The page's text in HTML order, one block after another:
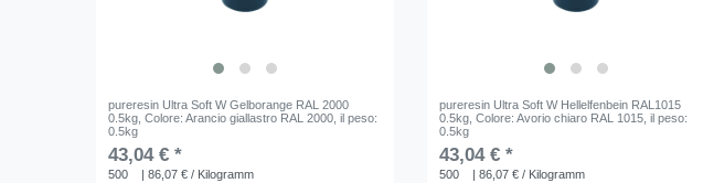
pureresin Ultra Soft W Gelborange RAL 2000
0.5kg , Colore: Arancio giallastro RAL 2000 , il peso:
0.5kg
43,04 € *
500
| 86,07 € / Kilogramm
pureresin Ultra Soft W Hellelfenbein RAL1015
0.5kg , Colore: Avorio chiaro RAL 1015 , il peso:
0.5kg
43,04 € *
500
| 86,07 € / Kilogramm